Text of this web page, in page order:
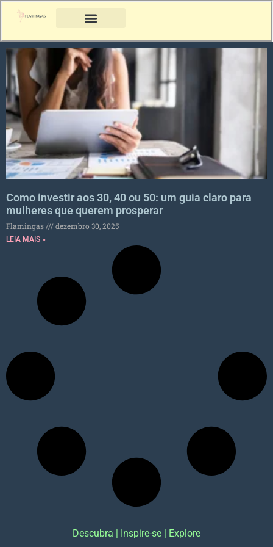
Como investir aos 30, 40 ou 50: um guia claro para
mulheres que querem prosperar
Flamingas dezembro 30, 2025
LEIA MAIS »
Descubra | Inspire-se | Explore